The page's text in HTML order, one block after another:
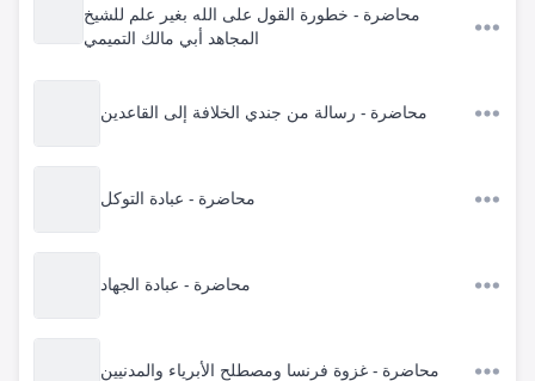
محاضرة - خطورة القول على الله بغير علم للشيخ
المجاهد أبي مالك التميمي
محاضرة - رسالة من جندي الخلافة إلى القاعدين
محاضرة - عبادة التوكل
محاضرة - عبادة الجهاد
محاضرة - غزوة فرنسا ومصطلح الأبرياء والمدنيين